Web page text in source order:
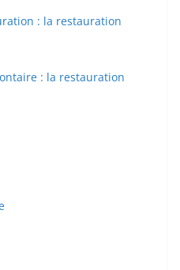
: la restauration
: la restauration